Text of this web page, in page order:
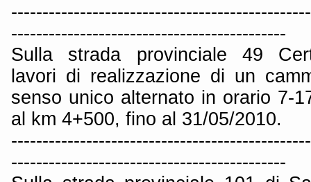
--------------------------------------------
Sulla strada provinciale 49
lavori di realizzazione di un
senso unico alternato in orario 7-
al km 4+500, fino al 31/05/2010.
--------------------------------------------